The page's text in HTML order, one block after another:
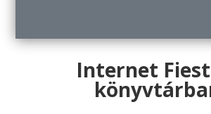
Internet